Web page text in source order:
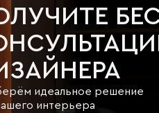
идеальное решение
интерьера